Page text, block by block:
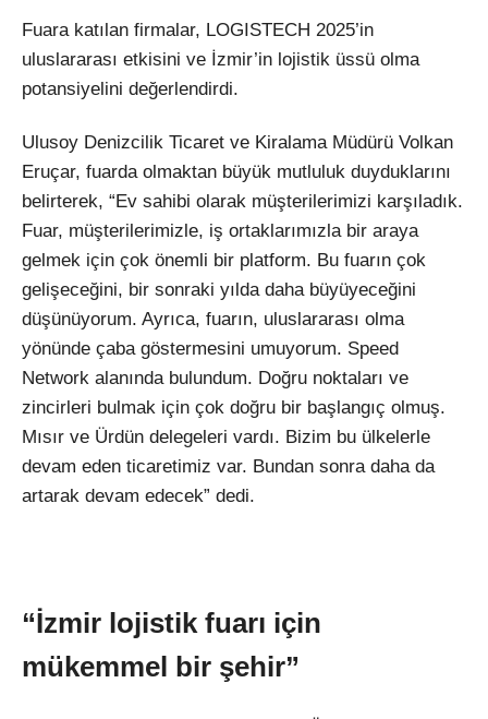
Fuara katılan firmalar, LOGISTECH 2025’in
uluslararası etkisini ve İzmir’in lojistik üssü olma
potansiyelini değerlendirdi.
Ulusoy Denizcilik Ticaret ve Kiralama Müdürü Volkan
Eruçar, fuarda olmaktan büyük mutluluk duyduklarını
belirterek, “Ev sahibi olarak müşterilerimizi karşıladık.
Fuar, müşterilerimizle, iş ortaklarımızla bir araya
gelmek için çok önemli bir platform. Bu fuarın çok
gelişeceğini, bir sonraki yılda daha büyüyeceğini
düşünüyorum. Ayrıca, fuarın, uluslararası olma
yönünde çaba göstermesini umuyorum. Speed
Network alanında bulundum. Doğru noktaları ve
zincirleri bulmak için çok doğru bir başlangıç olmuş.
Mısır ve Ürdün delegeleri vardı. Bizim bu ülkelerle
devam eden ticaretimiz var. Bundan sonra daha da
artarak devam edecek” dedi.
“İzmir lojistik fuarı için
mükemmel bir şehir”